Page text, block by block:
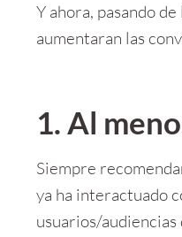
Y ahora, pasando
aumentaran las
1. Al
Siempre
ya ha interactuado
usuarios/audiencias